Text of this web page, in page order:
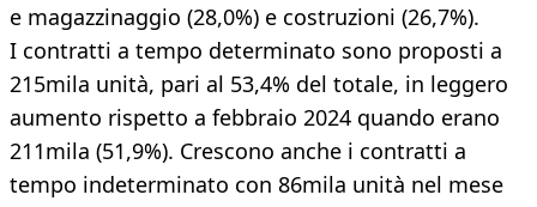
e magazzinaggio (28,0%) e costruzioni (26,7%).
I contratti a tempo determinato sono proposti a
215mila unità, pari al 53,4% del totale, in leggero
aumento rispetto a febbraio 2024 quando erano
211mila (51,9%). Crescono anche i contratti a
tempo indeterminato con 86mila unità nel mese